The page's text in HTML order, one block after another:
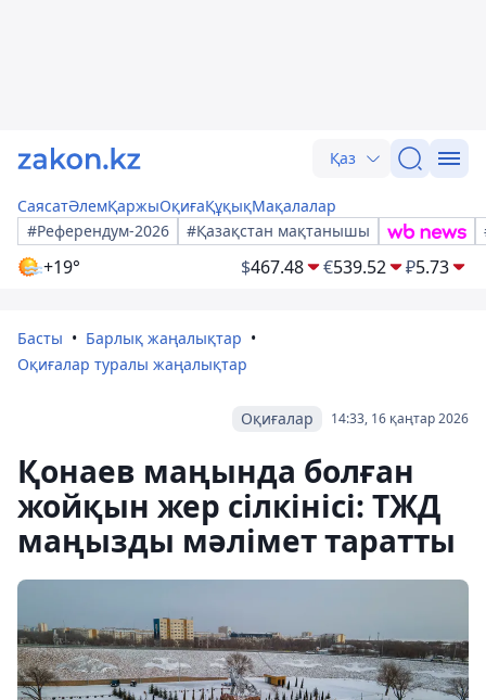
Қаз
СаясатӘлемҚаржыОқиғаҚұқықМақалалар
#Референдум-2026
#Қазақстан мақтанышы
+19° $467.48 €539.52 ₽5.73
Басты
Барлық жаңалықтар
Оқиғалар туралы жаңалықтар
14:33, 16 қаңтар 2026
Оқиғалар
Қонаев маңында болған
жойқын жер сілкінісі: ТЖД
маңызды мәлімет таратты